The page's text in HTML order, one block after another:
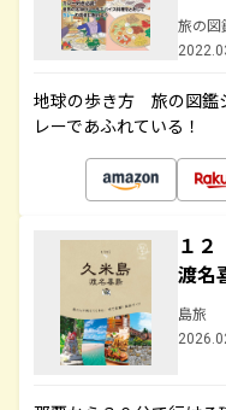
旅の図
地球の歩き方 旅の図鑑
レーであふれている！
１
渡名
島旅